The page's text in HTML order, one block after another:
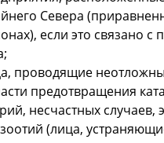
Севера
если это связано с
проводящие
предотвращения
несчастных случаев,
(лица,